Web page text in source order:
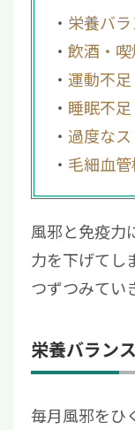
栄養バ
飲酒・喫
運動不足
睡眠不足
過度な
毛細血
風邪と免疫力
力を下げてし
つずつみてい
栄養バラン
毎月風邪をひ